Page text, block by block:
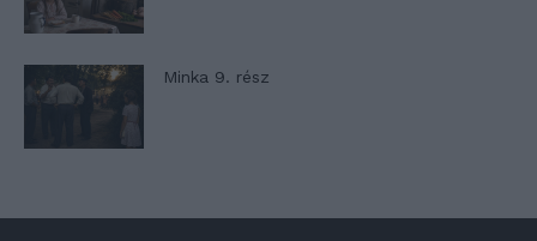
Minka 9. rész